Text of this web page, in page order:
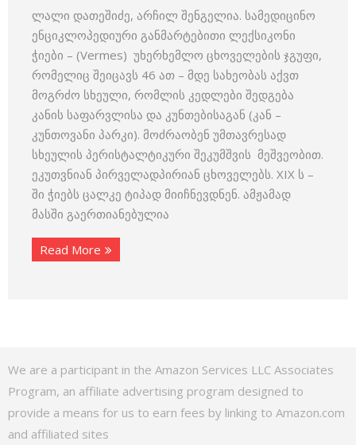
ლალი დათეშიძე, არჩილ შენგელია. სამედიცინო
ენციკლოპედიური განმარტებითი ლექსიკონი
ჭიები – (Vermes) უხერხემლო ცხოველების ჯგუფი,
რომელიც შეიცავს 46 ათ – მდე სახეობას აქვთ
მოგრძო სხეული, რომლის კედლები შედგება
კანის საფარვლისა და კუნთებისაგან (კან –
კუნთოვანი პარკი). მოძრაობენ უმთავრესად
სხეულის პერისტალტიკური შეკუმშვის მეშვეობით.
ეკუთვნიან პირველადპირიან ცხოველებს. XIX ს –
ში ჭიებს ცალკე ტიპად მიიჩნევდნენ. ამჟამად
მასში გაერთიანებულია
Read More
We are a participant in the Amazon Services LLC Associates
Program, an affiliate advertising program designed to
provide a means for us to earn fees by linking to Amazon.com
and affiliated sites